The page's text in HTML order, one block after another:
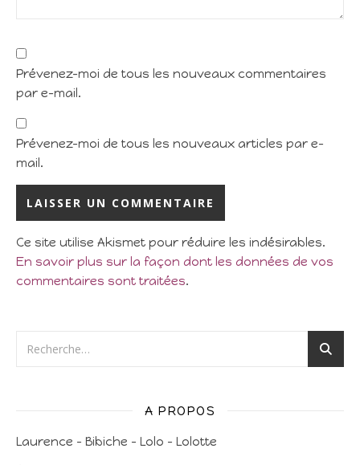
Prévenez-moi de tous les nouveaux commentaires
par e-mail.
Prévenez-moi de tous les nouveaux articles par e-
mail.
Ce site utilise Akismet pour réduire les indésirables.
En savoir plus sur la façon dont les données de vos
commentaires sont traitées.
A PROPOS
Laurence – Bibiche – Lolo – Lolotte